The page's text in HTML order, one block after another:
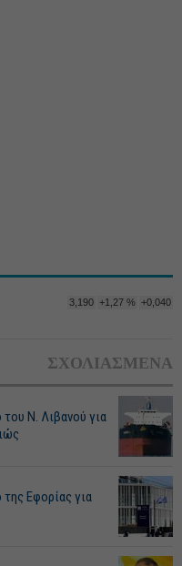
3,190 +1,27 % +0,040
ΣΧΟΛΙΑΣΜΕΝΑ
Ν. Λιβανού για
Εφορίας για